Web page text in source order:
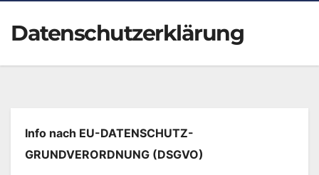
Datenschutzerklärung
Info nach EU-DATENSCHUTZ-
GRUNDVERORDNUNG (DSGVO)